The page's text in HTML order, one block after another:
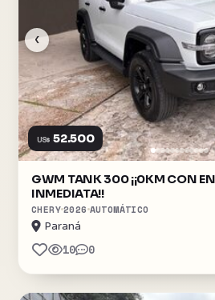
‹
US$ 52.500
GWM TANK 300 ¡¡0KM CON
INMEDIATA!!
CHERY2026 AUTOMÁTICO
Paraná
10 0